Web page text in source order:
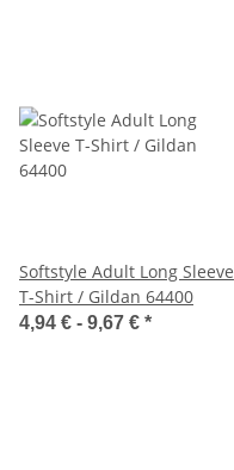
Softstyle Adult Long Sleeve
T-Shirt / Gildan 64400
4,94 € - 9,67 € *